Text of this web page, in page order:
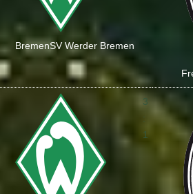
BremenSV Werder Bremen
3
:
1